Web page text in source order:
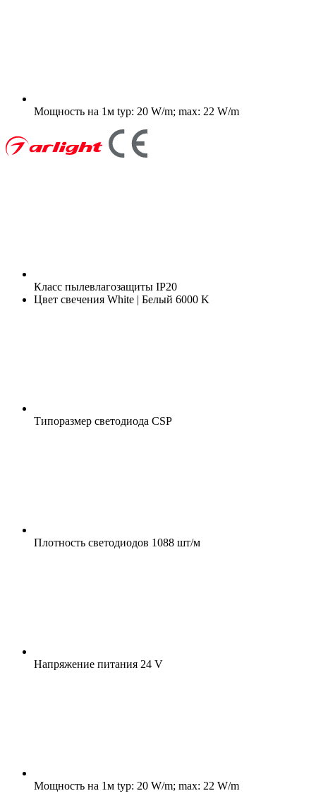
Мощность на 1м typ: 20 W/m; max: 22 W/m
Класс пылевлагозащиты IP20
Цвет свечения White | Белый 6000 K
Типоразмер светодиода CSP
Плотность светодиодов 1088 шт/м
Напряжение питания 24 V
Мощность на 1м typ: 20 W/m; max: 22 W/m